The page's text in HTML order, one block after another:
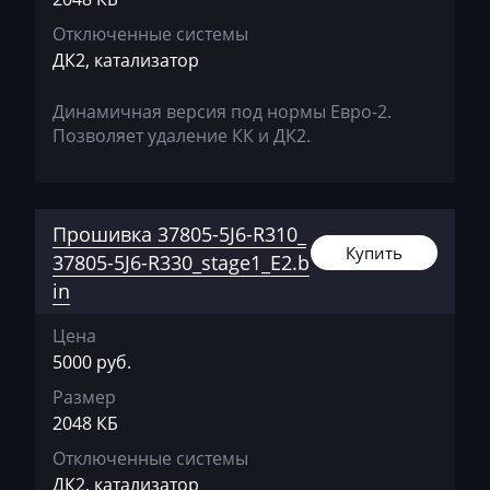
Derways
Dewulf
Dongfeng
Doosan
Doppstadt
Dynapac
EcoLog
Eggersmann
Отключенные системы
ДК2, катализатор
Динамичная версия под нормы Евро-2.
Позволяет удаление КК и ДК2.
Прошивка 37805-5J6-R310_
37805-5J6-R330_stage1_E2.b
in
Купить
Цена
5000 руб.
Размер
2048 КБ
Отключенные системы
ДК2, катализатор